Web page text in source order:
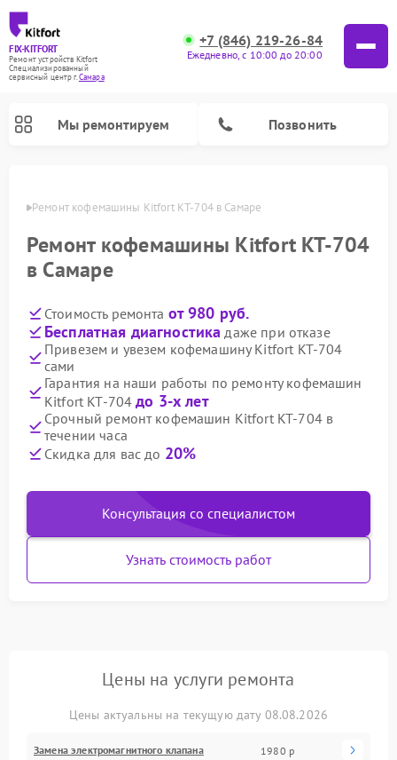
FIX-KITFORT
Ремонт устройств Kitfort
Специализированный
cервисный центр г.Самара
+7 (846) 219-26-84
Ежедневно, с 10:00 до 20:00
Мы ремонтируем Позвонить
Ремонт кофемашины Kitfort KT-704 в Самаре
Ремонт кофемашины Kitfort KT-704
в Самаре
Стоимость ремонта от 980 руб.
Бесплатная диагностика даже при отказе
Привезем и увезем кофемашину Kitfort KT-704
сами
Гарантия на наши работы по ремонту кофемашин
Kitfort KT-704до 3-х лет
Срочный ремонт кофемашин Kitfort KT-704 в
течении часа
Скидка для вас до 20%
Консультация со специалистом
Узнать стоимость работ
Цены на услуги ремонта
Цены актуальны на текущую дату 08.08.2026
Замена электромагнитного клапана 1980 р